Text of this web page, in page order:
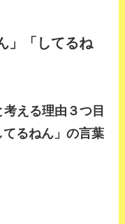
」「してるね
える理由３つ目
てるねん」の言葉